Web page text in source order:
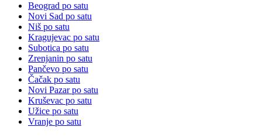
Beograd po satu
Novi Sad po satu
Niš po satu
Kragujevac po satu
Subotica po satu
Zrenjanin po satu
Pančevo po satu
Čačak po satu
Novi Pazarpo satu
Kruševac po satu
Užice po satu
Vranje po satu